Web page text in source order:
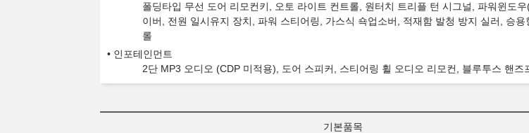
폴딩타입 무선 도어 리모컨키, 오토 라이트 컨트롤, 원터치 트리플 턴 시그널, 파워윈도
이버, 전원 일시유지 장치, 파워 스티어링, 가스식 쇽업소버, 적재함 발청 방지 실러, 승
롤
인포테인먼트
2단 MP3 오디오 (CDP 미적용), 도어 스피커, 스티어링 휠 오디오 리모컨, 블루투스 핸즈
기본품목